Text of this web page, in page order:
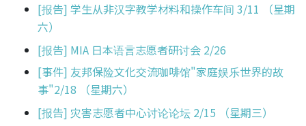
[报告] 学生从非汉字教学材料和操作车间 3/11 （星期
六）
[报告] MIA 日本语言志愿者研讨会 2/26
[事件] 友邦保险文化交流咖啡馆"家庭娱乐世界的故
事"2/18 （星期六）
[报告] 灾害志愿者中心讨论论坛 2/15 （星期三）